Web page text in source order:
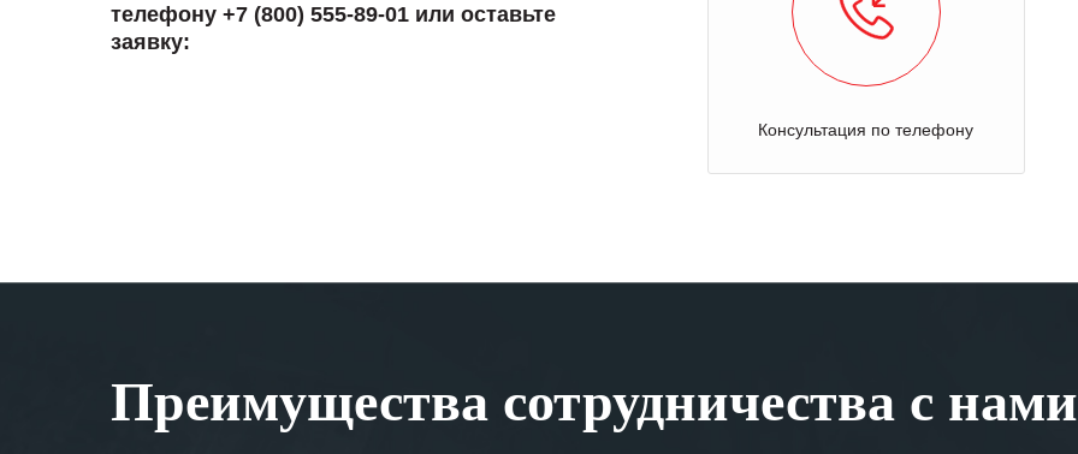
телефону +7 (800) 555-89-01 или оставьте
заявку:
Консультация по телефону
Преимущества сотрудничества с нами